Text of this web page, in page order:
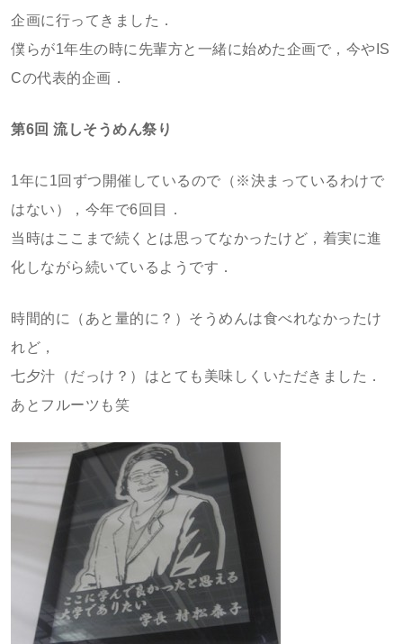
企画に行ってきました．
僕らが1年生の時に先輩方と一緒に始めた企画で，今やIS
Cの代表的企画．
第6回 流しそうめん祭り
1年に1回ずつ開催しているので（※決まっているわけで
はない），今年で6回目．
当時はここまで続くとは思ってなかったけど，着実に進
化しながら続いているようです．
時間的に（あと量的に？）そうめんは食べれなかったけ
れど，
七夕汁（だっけ？）はとても美味しくいただきました．
あとフルーツも笑